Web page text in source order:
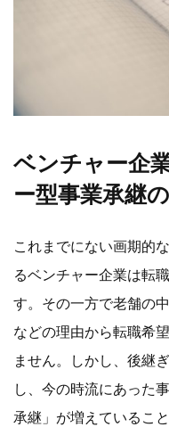
ベンチャー企
ー型事業承継
これまでにない画期的
るベンチャー企業は転
す。その一方で老舗の
などの理由から転職希
ません。しかし、後継
し、今の時流にあった
承継」が増えているこ